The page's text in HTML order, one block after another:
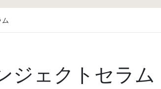
ム
ジェクトセラム